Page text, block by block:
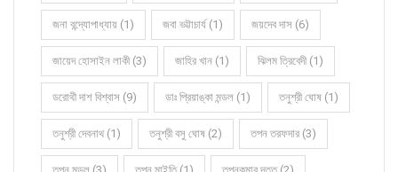
জনা বন্দ্যোপাধ্যায় (1) জবা ভট্টাচার্য (1) জয়দেব দাস (6)
জায়েদ হোসাইন লাকী (3) জাহির খান (1) ঝিলম ত্রিবেদী (1)
ডরোথী দাশ বিশ্বাস (9) ডাঃ প্রিয়াঙ্কা মন্ডল (1) তনুশ্রী ঘোষ (1)
তনুশ্রী দেবনাথ (1) তনুশ্রী বসু ঘোষ (2) তপন তরফদার (3)